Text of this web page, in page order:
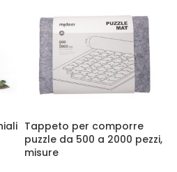
Tappeto per comporre
puzzle da 500 a 2000 pezzi,
misure